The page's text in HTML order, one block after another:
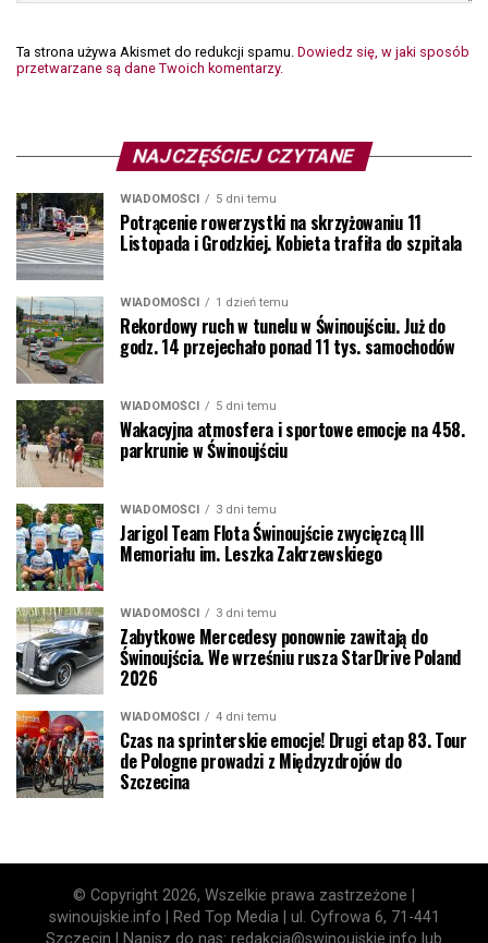
Ta strona używa Akismet do redukcji spamu. Dowiedz się, w jaki sposób
przetwarzane są dane Twoich komentarzy.
NAJCZĘŚCIEJ CZYTANE
WIADOMOŚCI 5 dni temu
Potrącenie rowerzystki na skrzyżowaniu 11
Listopada i Grodzkiej. Kobieta trafiła do szpitala
WIADOMOŚCI 1 dzień temu
Rekordowy ruch w tunelu w Świnoujściu. Już do
godz. 14 przejechało ponad 11 tys. samochodów
WIADOMOŚCI 5 dni temu
Wakacyjna atmosfera i sportowe emocje na 458.
parkrunie w Świnoujściu
WIADOMOŚCI 3 dni temu
Jarigol Team Flota Świnoujście zwycięzcą III
Memoriału im. Leszka Zakrzewskiego
WIADOMOŚCI 3 dni temu
Zabytkowe Mercedesy ponownie zawitają do
Świnoujścia. We wrześniu rusza StarDrive Poland
2026
WIADOMOŚCI 4 dni temu
Czas na sprinterskie emocje! Drugi etap 83. Tour
de Pologne prowadzi z Międzyzdrojów do
Szczecina
© Copyright 2026, Wszelkie prawa zastrzeżone |
swinoujskie.info | Red Top Media | ul. Cyfrowa 6, 71-441
Szczecin | Napisz do nas: redakcja@swinoujskie.info lub